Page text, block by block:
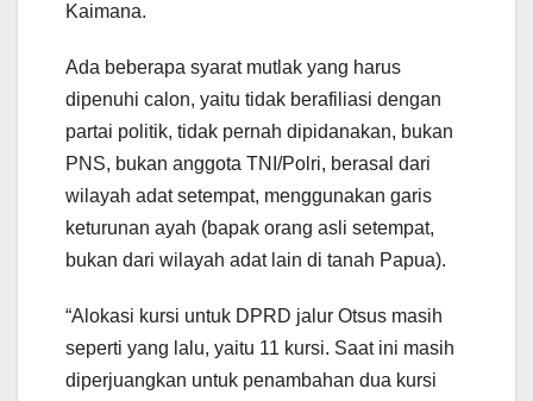
Kaimana.
Ada beberapa syarat mutlak yang harus
dipenuhi calon, yaitu tidak berafiliasi dengan
partai politik, tidak pernah dipidanakan, bukan
PNS, bukan anggota TNI/Polri, berasal dari
wilayah adat setempat, menggunakan garis
keturunan ayah (bapak orang asli setempat,
bukan dari wilayah adat lain di tanah Papua).
“Alokasi kursi untuk DPRD jalur Otsus masih
seperti yang lalu, yaitu 11 kursi. Saat ini masih
diperjuangkan untuk penambahan dua kursi